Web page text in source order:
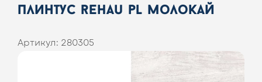
плинтус rehau pl молокай
Артикул: 280305